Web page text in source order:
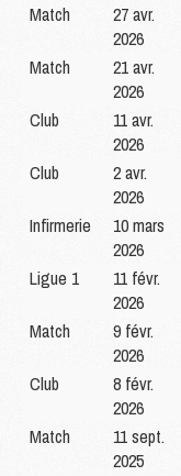
Match
27 avr.
2026
Match
21 avr.
2026
Club
11 avr.
2026
Club
2 avr.
2026
Infirmerie
10 mars
2026
Ligue 1
11 févr.
2026
Match
9 févr.
2026
Club
8 févr.
2026
Match
11 sept.
2025